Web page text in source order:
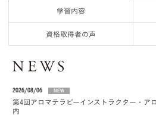
学習内容
資格取得者の声
2026/08/06 NEW
第4回アロマテラピーインストラクター・ア
内